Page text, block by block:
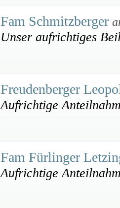
Fam Schmitzberger
Unser aufrichtiges
Freudenberger
Aufrichtige
Fam Fürlinger
Aufrichtige